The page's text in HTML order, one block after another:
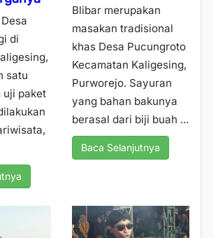
di
satu
uji paket
Blibar merupakan
masakan tradisional
khas Desa Pucungroto
Kecamatan Kaligesing,
Purworejo. Sayuran
yang bahan bakunya
berasal dari biji buah ...
Baca Selanjutnya